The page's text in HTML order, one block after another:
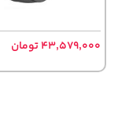
43,579,000 تومان